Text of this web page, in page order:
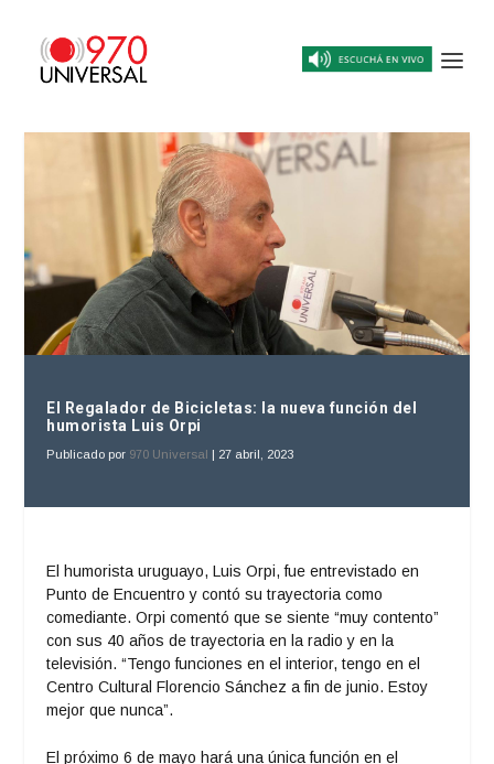
El Regalador de Bicicletas: la nueva función del
humorista Luis Orpi
Publicado por 970 Universal | 27 abril, 2023
El humorista uruguayo, Luis Orpi, fue entrevistado en
Punto de Encuentro y contó su trayectoria como
comediante. Orpi comentó que se siente “muy contento”
con sus 40 años de trayectoria en la radio y en la
televisión. “Tengo funciones en el interior, tengo en el
Centro Cultural Florencio Sánchez a fin de junio. Estoy
mejor que nunca”.
El próximo 6 de mayo hará una única función en el